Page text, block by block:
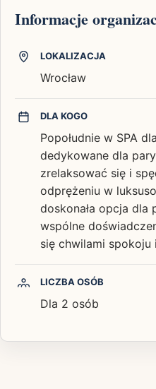
Informacje
LOKALIZACJA
Wrocław
DLA KOGO
Popołudnie w SPA
dedykowane dla
zrelaksować się i
odprężeniu w
doskonała opcja dla
wspólne
się chwilami spokoju
LICZBA OSÓB
Dla 2 osób